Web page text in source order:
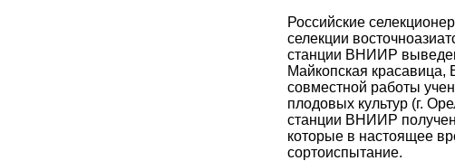
Российские
селекции
станции ВНИИР
Майкопская красавица,
совместной работы
плодовых культур (г.
станции ВНИИР
которые в настоящее
сортоиспытание.